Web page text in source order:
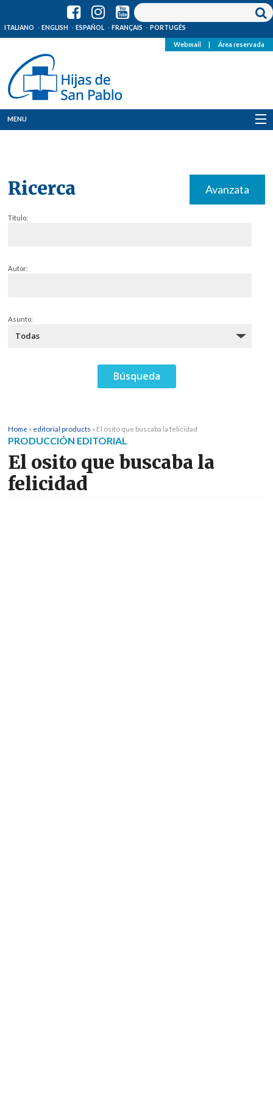
ITALIANO ENGLISH ESPAÑOL FRANÇAIS PORTUGÊS
Webmail Área reservada
MENU
Ricerca Avanzata
Título:
Autor:
Asunto:
Home » editorial products » El osito que buscaba la felicidad
PRODUCCIÓN EDITORIAL
El osito que buscaba la
felicidad